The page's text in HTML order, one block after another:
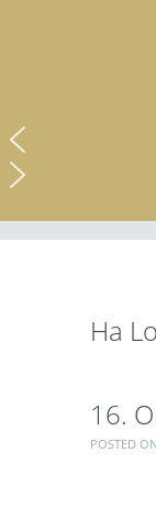
Ha
16.
POSTED